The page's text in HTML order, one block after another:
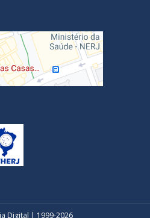
Digital | 1999-2026